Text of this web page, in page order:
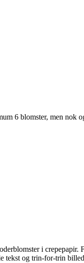
6 blomster, men nok
i
tekst og trin-for-trin